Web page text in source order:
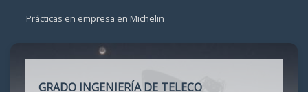
Prácticas en empresa en Michelin
GRADO INGENIERÍA DE TELECO